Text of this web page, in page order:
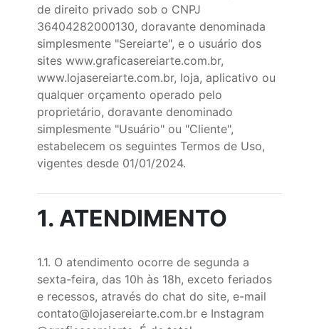
de direito privado sob o CNPJ
36404282000130, doravante denominada
simplesmente "Sereiarte", e o usuário dos
siteswww.graficasereiarte.com.br,
www.lojasereiarte.com.br, loja, aplicativo ou
qualquer orçamento operado pelo
proprietário, doravante denominado
simplesmente "Usuário" ou "Cliente",
estabelecem os seguintes Termos de Uso,
vigentes desde 01/01/2024.
1. ATENDIMENTO
1.1. O atendimento ocorre de segunda a
sexta-feira, das 10h às 18h, exceto feriados
e recessos, através do chat do site, e-mail
contato@lojasereiarte.com.br e Instagram